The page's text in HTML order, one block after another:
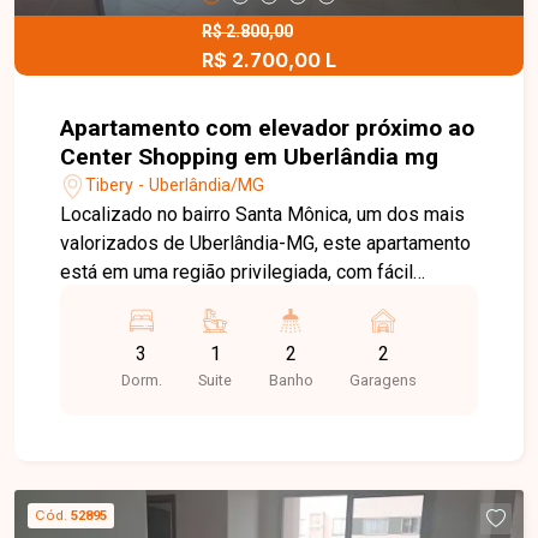
R$ 2.800,00
R$ 2.700,00 L
Apartamento com elevador próximo ao
Center Shopping em Uberlândia mg
Tibery - Uberlândia/MG
Localizado no bairro Santa Mônica, um dos mais
valorizados de Uberlândia-MG, este apartamento
está em uma região privilegiada, com fácil
oferta de supermercados, escolas,
universidades, farmácias, restaurantes e
diversos serviços. Uma excelente opção para
por apenas 03 andares e 02 apartamentos por
andar, garantindo mais privacidade e
3
Dorm.
1
Suite
2
Banho
2
Garagens
Cód. 52895